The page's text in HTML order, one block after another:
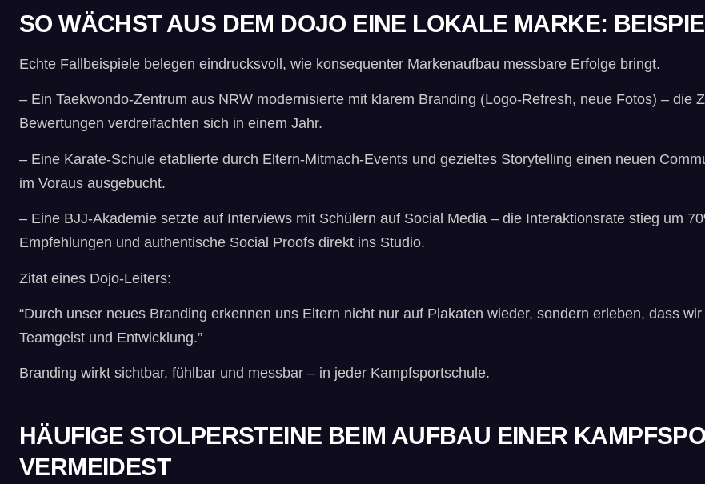
SO WÄCHST AUS DEM DOJO EINE LOKALE MARKE:
Echte Fallbeispiele belegen eindrucksvoll, wie konsequenter Markenaufbau messbare Erfolge bringt.
– Ein Taekwondo-Zentrum aus NRW modernisierte mit klarem Branding (Logo-Refresh, neue Fotos) – die
Bewertungen verdreifachten sich in einem Jahr.
– Eine Karate-Schule etablierte durch Eltern-Mitmach-Events und gezieltes Storytelling einen neuen
im Voraus ausgebucht.
– Eine BJJ-Akademie setzte auf Interviews mit Schülern auf Social Media – die Interaktionsrate stieg um
Empfehlungen und authentische Social Proofs direkt ins Studio.
Zitat eines Dojo-Leiters:
“Durch unser neues Branding erkennen uns Eltern nicht nur auf Plakaten wieder, sondern erleben, dass
Teamgeist und Entwicklung.”
Branding wirkt sichtbar, fühlbar und messbar – in jeder Kampfsportschule.
HÄUFIGE STOLPERSTEINE BEIM AUFBAU EINER
VERMEIDEST